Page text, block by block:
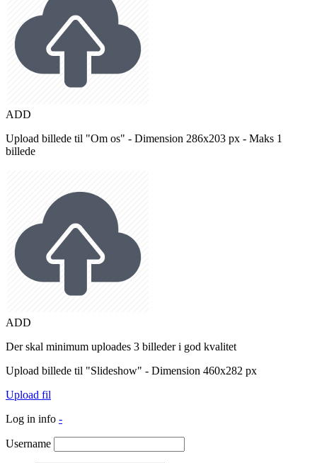
ADD
Upload billede til "Om os" - Dimension 286x203 px - Maks 1
billede
ADD
Der skal minimum uploades 3 billeder i god kvalitet
Upload billede til "Slideshow" - Dimension 460x282 px
Upload fil
Log in info -
Username